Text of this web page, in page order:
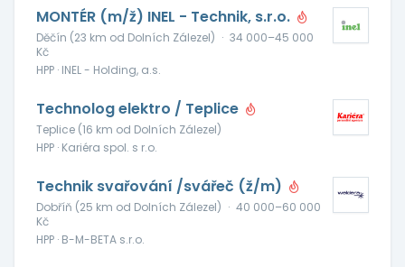
MONTÉR (m/ž) INEL - Technik, s.r.o.
Děčín (23 km od Dolních Zálezel) · 34 000–45 000
Kč
HPP · INEL - Holding, a.s.
Technolog elektro / Teplice
Teplice (16 km od Dolních Zálezel)
HPP · Kariéra spol. s r.o.
Technik svařování /svářeč (ž/m)
Dobříň (25 km od Dolních Zálezel) · 40 000–60 000
Kč
HPP · B-M-BETA s.r.o.